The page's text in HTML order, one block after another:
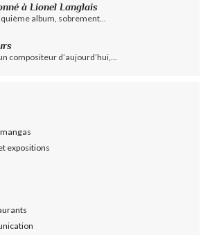
à Lionel Langlais
album, sobrement...
compositeur d’aujourd’hui,...
expositions